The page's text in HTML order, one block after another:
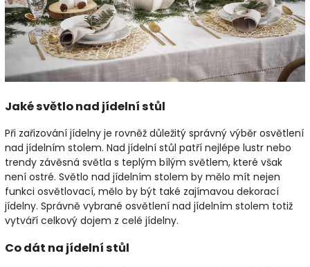
Jaké světlo nad jídelní stůl
Při zařizování jídelny je rovněž důležitý správný výběr osvětlení
nad jídelním stolem. Nad jídelní stůl patří nejlépe lustr nebo
trendy závěsná světla s teplým bílým světlem, které však
není ostré. Světlo nad jídelním stolem by mělo mít nejen
funkci osvětlovací, mělo by být také zajímavou dekorací
jídelny. Správně vybrané osvětlení nad jídelním stolem totiž
vytváří celkový dojem z celé jídelny.
Co dát na jídelní stůl